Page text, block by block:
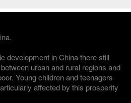
development in China there still
urban and rural regions and
Young children and teenagers
affected by this prosperity